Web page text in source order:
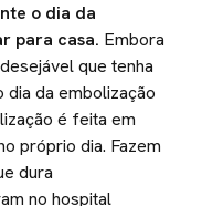
o dia da
para casa. Embora
que tenha
dia da embolização
é feita em
próprio dia. Fazem
dura
no hospital